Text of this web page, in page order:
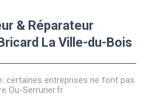
& Réparateur
La Ville-du-Bois
certaines entreprises ne font pas
Ou-Serrurier.fr